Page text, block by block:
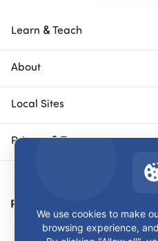
Learn & Teach
About
Local Sites
Privacy & Terms
Payment Methods
We use cookies to make
browsing experience,